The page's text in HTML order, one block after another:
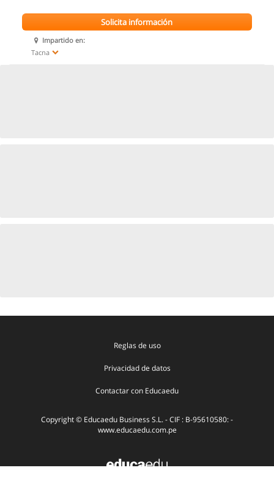
Impartido en:
Tacna
Solicita información
Reglas de uso
Privacidad de datos
Contactar con Educaedu
Copyright © Educaedu Business S.L. - CIF : B-95610580: -
www.educaedu.com.pe